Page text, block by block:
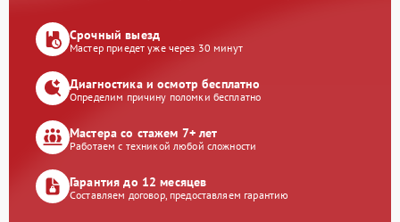
Срочный выезд
Мастер приедет уже через 30 минут
Диагностика и осмотр бесплатно
Определим причину поломки бесплатно
Мастера со стажем 7+ лет
Работаем с техникой любой сложности
Гарантия до 12 месяцев
Составляем договор, предоставляем гарантию